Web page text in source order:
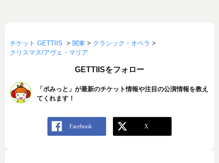
チケット GETTIIS > 関東 > クラシック・オペラ >
クリスマス/アヴェ・マリア
GETTIISをフォロー
「ポみっと」が最新のチケット情報や注目の公演情報を教え
てくれます！